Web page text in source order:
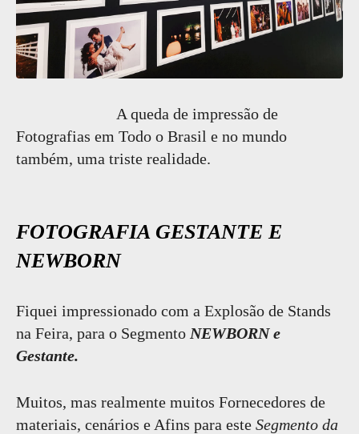
A queda de impressão de
Fotografias em Todo o Brasil e no mundo
também, uma triste realidade.
FOTOGRAFIA GESTANTE E
NEWBORN
Fiquei impressionado com a Explosão de Stands
na Feira, para o Segmento NEWBORN e
Gestante.
Muitos, mas realmente muitos Fornecedores de
materiais, cenários e Afins para este Segmento da